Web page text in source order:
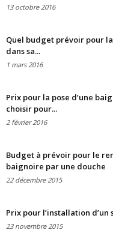
13 octobre 2016
Quel budget prévoir pour la
dans sa...
1 mars 2016
Prix pour la pose d’une
choisir pour...
2 février 2016
Budget à prévoir pour le
baignoire par une douche
22 décembre 2015
Prix pour l’installation d’un
23 novembre 2015